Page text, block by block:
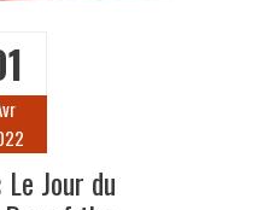
Jour du